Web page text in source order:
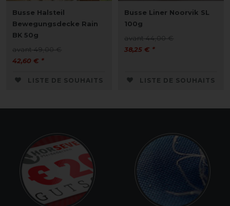
Busse Halsteil
Bewegungsdecke Rain
BK 50g
avant 49,00 €
42,60 € *
LISTE DE SOUHAITS
Busse Liner Noorvik SL
100g
avant 44,00 €
38,25 € *
LISTE DE SOUHAITS